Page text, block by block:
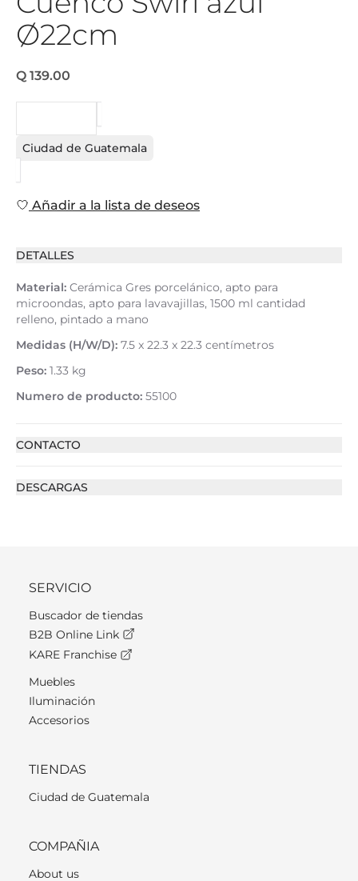
Ø22cm
Q 139.00
Ciudad de Guatemala
Añadir a la lista de deseos
DETALLES
Material: Cerámica Gres porcelánico, apto para
microondas, apto para lavavajillas, 1500 ml cantidad
relleno, pintado a mano
Medidas (H/W/D): 7.5 x 22.3 x 22.3 centímetros
Peso: 1.33 kg
Numero de producto: 55100
CONTACTO
DESCARGAS
SERVICIO
Buscador de tiendas
B2B Online Link
KARE Franchise
Muebles
Iluminación
Accesorios
TIENDAS
Ciudad de Guatemala
COMPAÑIA
About us